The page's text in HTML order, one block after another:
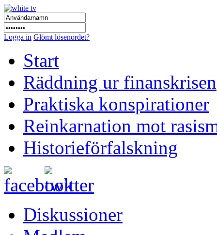
Logga in Glömt lösenordet?
Start
Räddning ur finanskrisen
Praktiska konspirationer
Reinkarnation mot
Historieförfalskning
Diskussioner